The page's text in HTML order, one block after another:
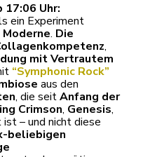
17:06 Uhr:
ein Experiment
. Die
,
mit Vertrautem
“Symphonic Rock”
aus den
, die seitAnfang der
Crimson, Genesis,
– und nicht diese
beliebigen